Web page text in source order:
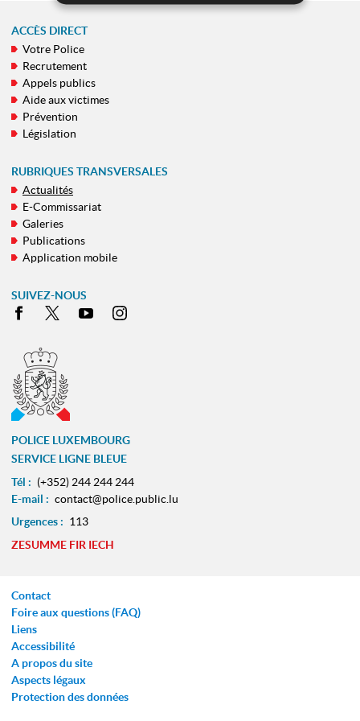
MENU
DE
NAVIGATION
ACCÈS DIRECT
Votre Police
Recrutement
Appels publics
Aide aux victimes
Prévention
Législation
RUBRIQUES TRANSVERSALES
Actualités
E-Commissariat
Galeries
Publications
Application mobile
SUIVEZ-NOUS
Facebook
X Youtube
POLICE LUXEMBOURG
SERVICE LIGNE BLEUE
Tél : (+352) 244 244 244
E-mail : contact@police.public.lu
Urgences : 113
ZESUMME FIR IECH
Contact
Foire aux questions (FAQ)
Liens
Accessibilité
A propos du site
Aspects légaux
Protection des données